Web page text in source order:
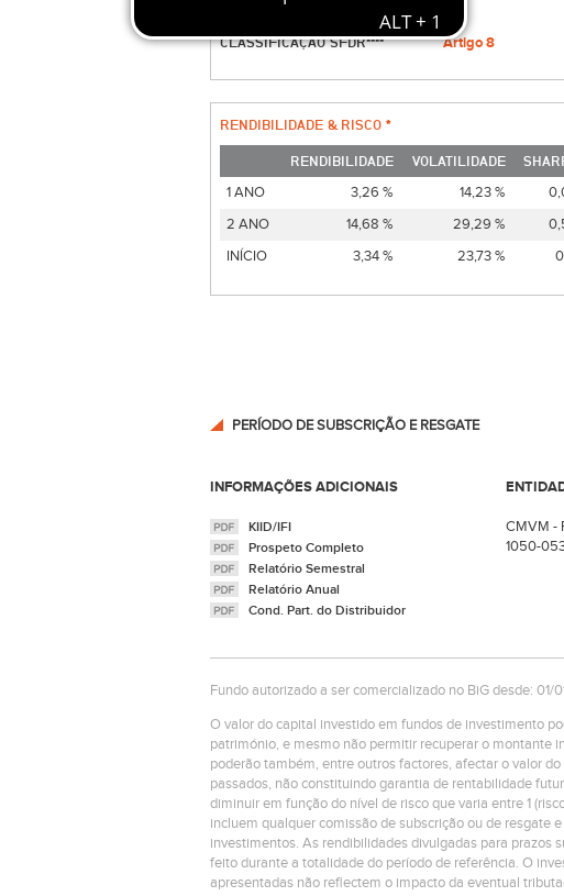
CLASSIFICAÇÃO SFDR****
Artigo 8
RENDIBILIDADE & RISCO *
RENDIBILIDADE VOLATILIDADE
1 ANO
3,26 % 14,23 %
2 ANO
14,68 % 29,29 %
INÍCIO
3,34 % 23,73 %
PERÍODO DE SUBSCRIÇÃO E RESGATE
INFORMAÇÕES ADICIONAIS
KIID/IFI
Prospeto Completo
Relatório Semestral
Relatório Anual
Cond. Part. do Distribuidor
CMVM -
1050-
Fundo autorizado a ser comercializado no BiG desde:
O valor do capital investido em fundos de investimento
património, e mesmo não permitir recuperar o montante
poderão também, entre outros factores, afectar o valor
passados, não constituindo garantia de rentabilidade
diminuir em função do nível de risco que varia entre 1
incluem qualquer comissão de subscrição ou de resgate
investimentos. As rendibilidades divulgadas para prazos
feito durante a totalidade do período de referência. O
apresentadas não reflectem o impacto da eventual